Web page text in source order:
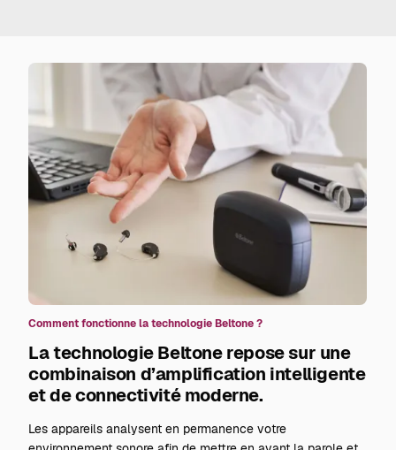
Comment fonctionne la technologie Beltone ?
La technologie Beltone repose sur une
combinaison d’amplification intelligente
et de connectivité moderne.
Les appareils analysent en permanence votre